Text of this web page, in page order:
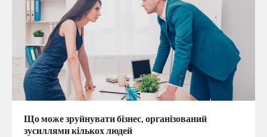
Що може зруйнувати бізнес, організований
зусиллями кількох людей